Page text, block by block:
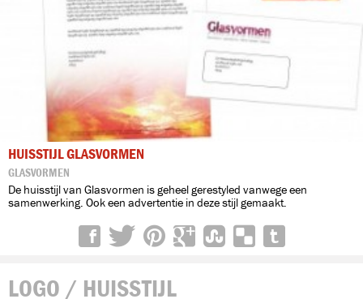
HUISSTIJL GLASVORMEN
GLASVORMEN
De huisstijl van Glasvormen is geheel gerestyled vanwege een
samenwerking. Ook een advertentie in deze stijl gemaakt.
LOGO / HUISSTIJL